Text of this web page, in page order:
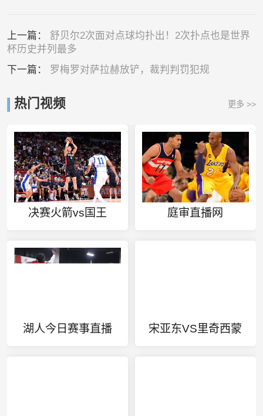
上一篇： 舒贝尔2次面对点球均扑出！2次扑点也是世界
杯历史并列最多
下一篇： 罗梅罗对萨拉赫放铲，裁判判罚犯规
热门视频 更多 >>
决赛火箭vs国王 庭审直播网
湖人今日赛事直播 宋亚东VS里奇西蒙